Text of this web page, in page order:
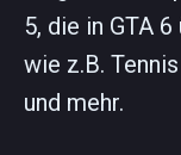
5, die in GTA
wie z.B.
und mehr.